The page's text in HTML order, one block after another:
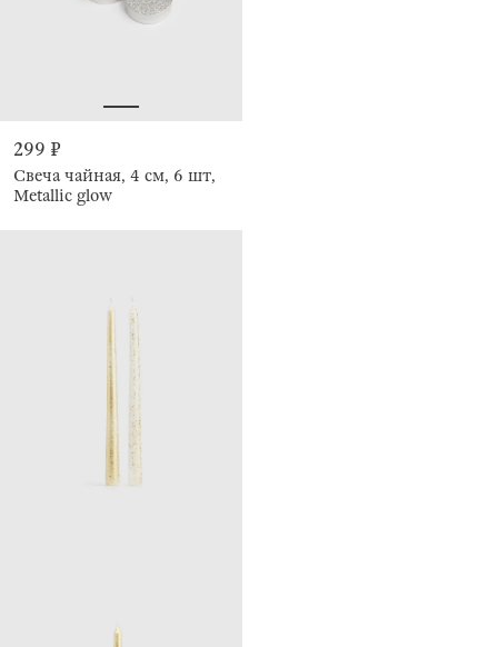
299 ₽
Свеча чайная, 4 см, 6 шт,
Metallic glow